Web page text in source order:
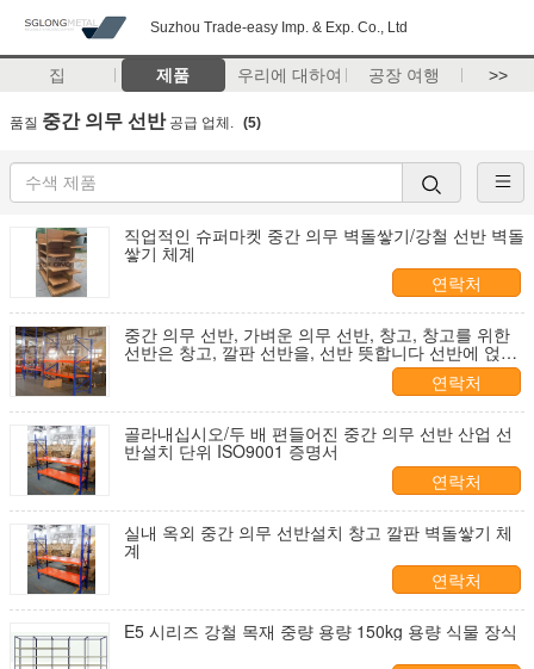
Suzhou Trade-easy Imp. & Exp. Co., Ltd
집 제품 우리에 대하여 공장 여행 >>
품질 중간 의무 선반공급 업체. (5)
직업적인 슈퍼마켓 중간 의무 벽돌쌓기/강철 선반 벽돌
쌓기 체계
연락처
중간 의무 선반, 가벼운 의무 선반, 창고, 창고를 위한
선반은 창고, 깔판 선반을, 선반 뜻합니다 선반에 얹습
연락처
골라내십시오/두 배 편들어진 중간 의무 선반 산업 선
반설치 단위 ISO9001 증명서
연락처
실내 옥외 중간 의무 선반설치 창고 깔판 벽돌쌓기 체
계
연락처
E5 시리즈 강철 목재 중량 용량 150kg 용량 식물 장식